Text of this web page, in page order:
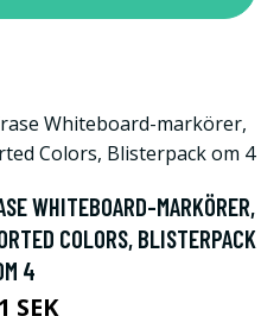
WHITEBOARD-MARKÖRER,
COLORS, BLISTERPACK
4
SEK